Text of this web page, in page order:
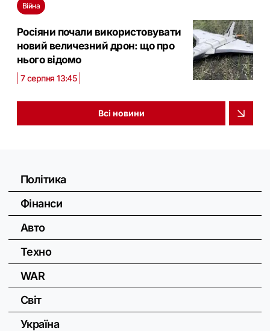
Війна
Росіяни почали використовувати
новий величезний дрон: що про
нього відомо
7 серпня 13:45
Всі новини
Політика
Фінанси
Авто
Техно
WAR
Світ
Україна